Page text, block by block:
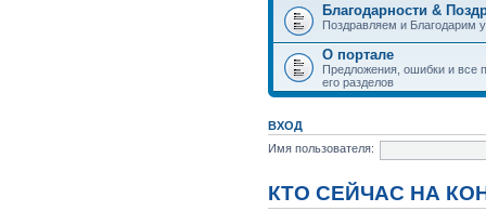
Благодарности &
Поздравляем и Благодарим
О портале
Предложения, ошибки и все
его разделов
ВХОД
Имя пользователя:
КТО СЕЙЧАС НА